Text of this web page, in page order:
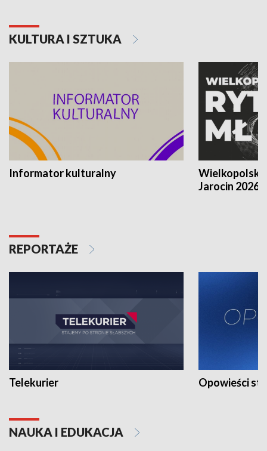
KULTURA I SZTUKA
Informator kulturalny
Jarocin 2026
REPORTAŻE
Telekurier Opowieści
NAUKA I EDUKACJA